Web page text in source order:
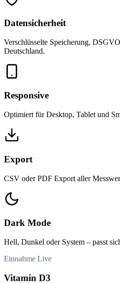
Datensicherheit
Verschlüsselte Speicherung,
Deutschland.
Responsive
Optimiert für Desktop, Tablet und
Export
CSV oder PDF Export aller
Dark Mode
Hell, Dunkel oder System – passt
Einnahme Live
Vitamin D3